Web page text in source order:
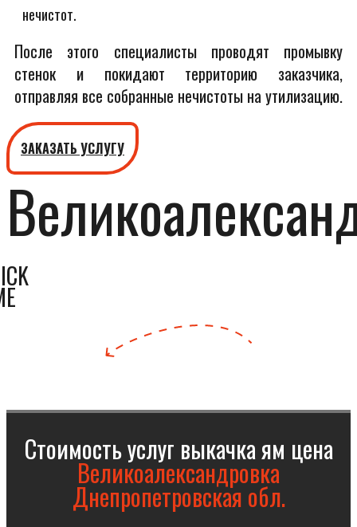
нечистот.
После этого специалисты проводят промывку
стенок и покидают территорию заказчика,
отправляя все собранные нечистоты на утилизацию.
ЗАКАЗАТЬ УСЛУГУ
Стоимость услуг выкачка ям цена
Великоалександровка
Днепропетровская обл.